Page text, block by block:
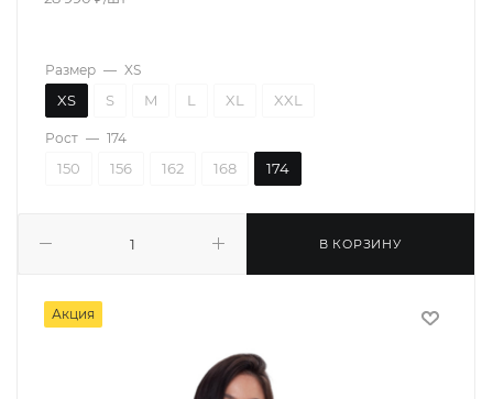
В КОРЗИНУ
Размер — XS
XS S M L XL XXL
Рост — 174
150 156 162 168 174
Акция